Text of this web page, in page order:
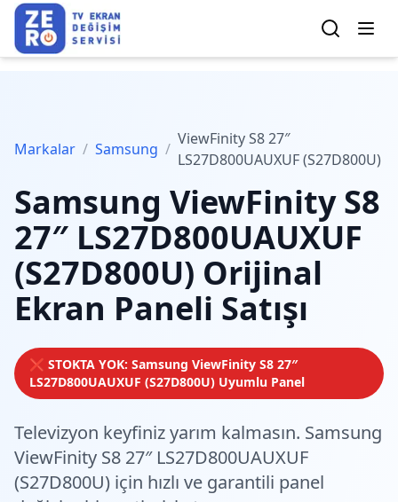
Markalar / Samsung /
ViewFinity S8 27″
LS27D800UAUXUF (S27D800U)
Samsung ViewFinity S8
27″ LS27D800UAUXUF
(S27D800U) Orijinal
Ekran Paneli Satışı
❌ STOKTA YOK: Samsung ViewFinity S8 27″
LS27D800UAUXUF (S27D800U) Uyumlu Panel
Televizyon keyfiniz yarım kalmasın. Samsung
ViewFinity S8 27″ LS27D800UAUXUF
(S27D800U) için hızlı ve garantili panel